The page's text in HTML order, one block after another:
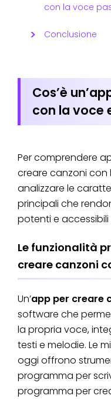
con la voce
Conclusione
Cos’è
con la voce
Per comprendere
creare canzoni con
analizzare le
principali che
potenti e accessibili
Le funzionalità
creare canzoni
Un’app per creare
software che
la propria voce,
testi e melodie. Le
oggi offrono
programma per
programma per